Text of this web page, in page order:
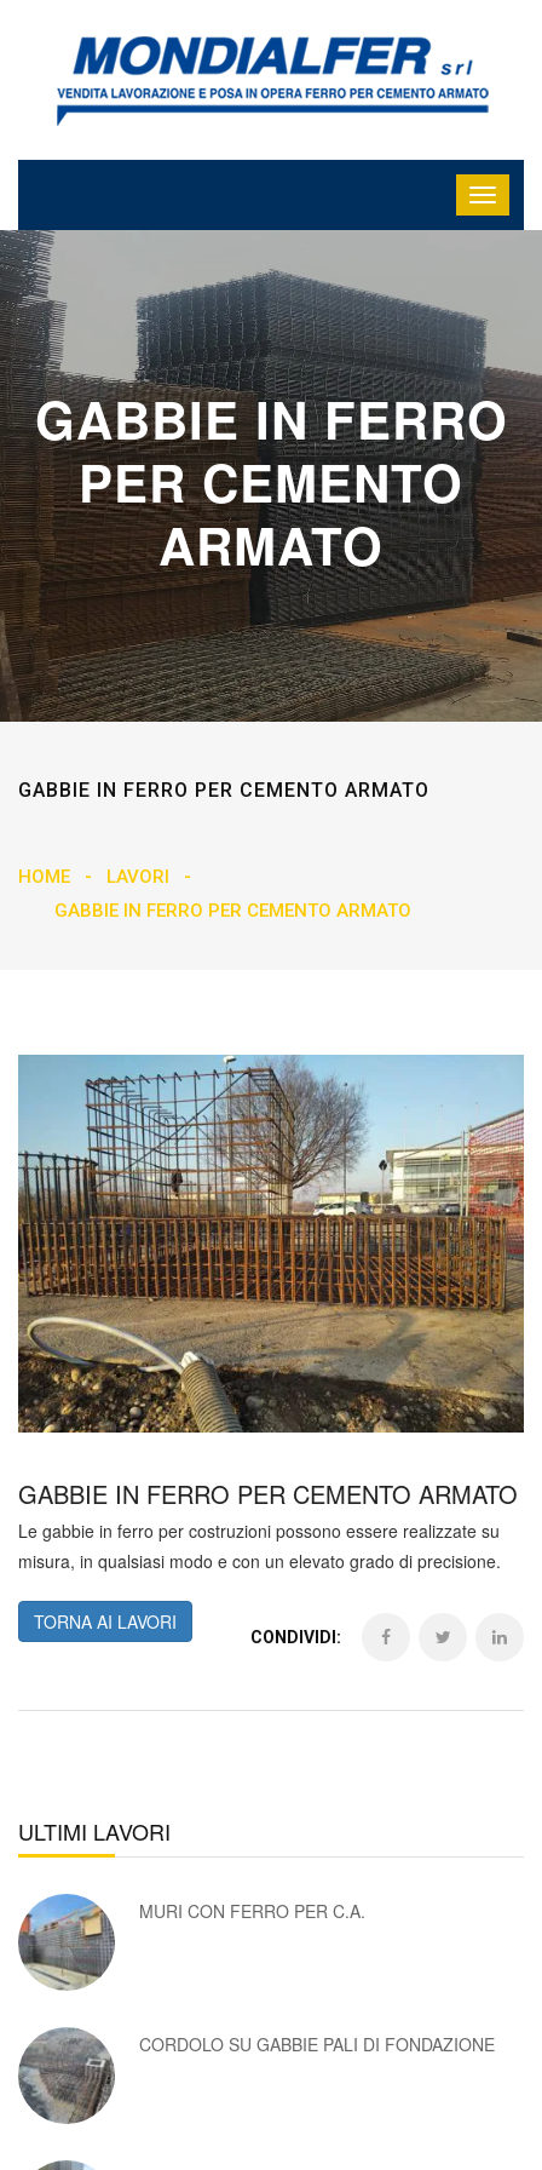
GABBIE IN FERRO
PER CEMENTO
ARMATO
GABBIE IN FERRO PER CEMENTO ARMATO
HOME
LAVORI
GABBIE IN FERRO PER CEMENTO ARMATO
GABBIE IN FERRO PER CEMENTO ARMATO
Le gabbie in ferro per costruzioni possono essere realizzate su
misura, in qualsiasi modo e con un elevato grado di precisione.
TORNA AI LAVORI
CONDIVIDI:
ULTIMI LAVORI
MURI CON FERRO PER C.A.
CORDOLO SU GABBIE PALI DI FONDAZIONE